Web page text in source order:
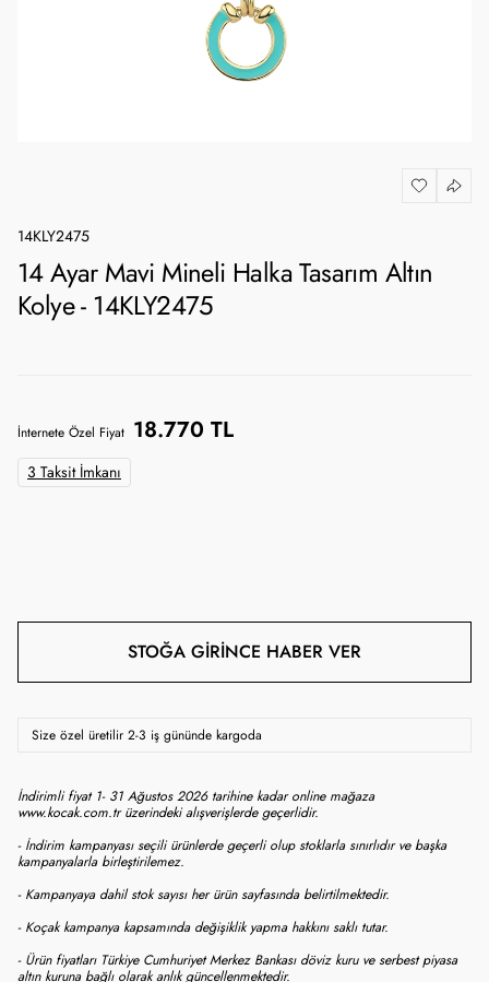
14KLY2475
14 Ayar Mavi Mineli Halka Tasarım Altın
Kolye - 14KLY2475
İnternete Özel Fiyat 18.770 TL
3 Taksit İmkanı
STOĞA GIRINCE HABER VER
Size özel üretilir 2-3 iş gününde kargoda
İndirimli fiyat 1- 31 Ağustos 2026 tarihine kadar online mağaza
www.kocak.com.tr üzerindeki alışverişlerde geçerlidir.
- İndirim kampanyası seçili ürünlerde geçerli olup stoklarla sınırlıdır ve başka
kampanyalarla birleştirilemez.
- Kampanyaya dahil stok sayısı her ürün sayfasında belirtilmektedir.
- Koçak kampanya kapsamında değişiklik yapma hakkını saklı tutar.
- Ürün fiyatları Türkiye Cumhuriyet Merkez Bankası döviz kuru ve serbest piyasa
altın kuruna bağlı olarak anlık güncellenmektedir.